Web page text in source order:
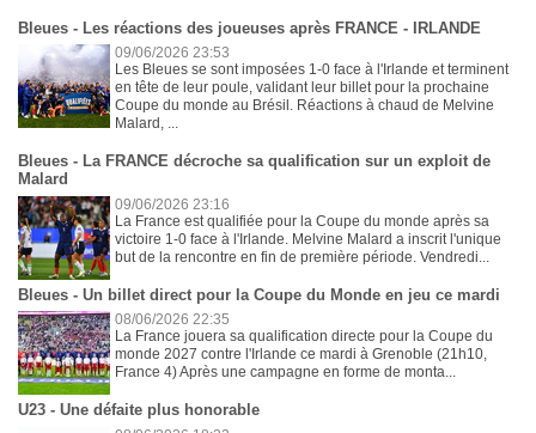
Bleues - Les réactions des joueuses après FRANCE - IRLANDE
09/06/2026 23:53
Les Bleues se sont imposées 1-0 face à l'Irlande et terminent
en tête de leur poule, validant leur billet pour la prochaine
Coupe du monde au Brésil. Réactions à chaud de Melvine
Malard, ...
Bleues - La FRANCE décroche sa qualification sur un exploit de
Malard
09/06/2026 23:16
La France est qualifiée pour la Coupe du monde après sa
victoire 1-0 face à l'Irlande. Melvine Malard a inscrit l'unique
but de la rencontre en fin de première période. Vendredi...
Bleues - Un billet direct pour la Coupe du Monde en jeu ce mardi
08/06/2026 22:35
La France jouera sa qualification directe pour la Coupe du
monde 2027 contre l'Irlande ce mardi à Grenoble (21h10,
France 4) Après une campagne en forme de monta...
U23 - Une défaite plus honorable